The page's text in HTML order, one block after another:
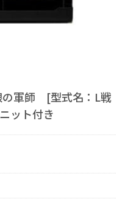
の軍師 [型式名：L戦
ット付き